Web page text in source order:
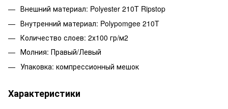
Внешний материал: Polyester 210T Ripstop
Внутренний материал: Polypomgee 210T
Количество слоев: 2х100 гр/м2
Молния: Правый/Левый
Упаковка: компрессионный мешок
Характеристики